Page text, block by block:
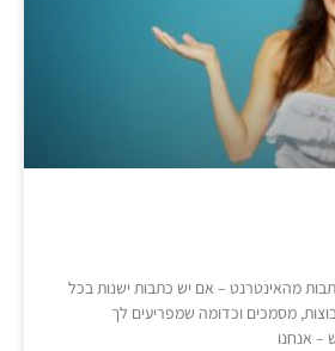
מהאינטרנט – אם יש כתבות ישנות בכל
מסמכים וכדומה שמפריעים לך
– אנחנו